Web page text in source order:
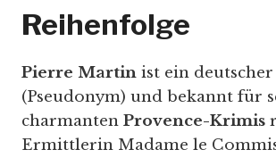
Reihenfolge
Pierre Martin ist ein
(Pseudonym) und bekannt für
charmanten Provence-Krimis
Ermittlerin Madame le